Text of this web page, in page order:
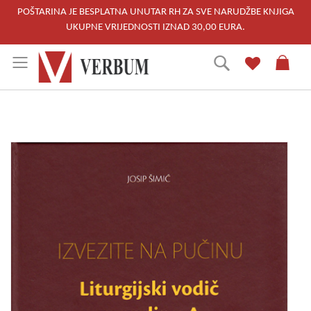
POŠTARINA JE BESPLATNA UNUTAR RH ZA SVE NARUDŽBE KNJIGA
UKUPNE VRIJEDNOSTI IZNAD 30,00 EURA.
to
Content
Traži
Skip